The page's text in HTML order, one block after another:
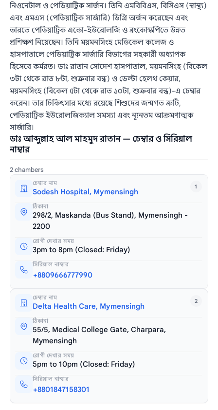
নিওনেটাল ও পেডিয়াট্রিক সার্জন। তিনি এমবিবিএস, বিসিএস (স্বাস্থ্য)
এবং এমএস (পেডিয়াট্রিক সার্জারি) ডিগ্রি অর্জন করেছেন এবং
ভারতে পেডিয়াট্রিক এন্ডো-ইউরোলজি ও ব্রংকোস্কপিতে উন্নত
প্রশিক্ষণ নিয়েছেন। তিনি ময়মনসিংহ মেডিকেল কলেজ ও
হাসপাতালে পেডিয়াট্রিক সার্জারি বিভাগের সহকারী অধ্যাপক
হিসেবে কর্মরত। ডাঃ রাতান সোদেশ হাসপাতাল, ময়মনসিংহ (বিকেল
৩টা থেকে রাত ৮টা, শুক্রবার বন্ধ) ও ডেল্টা হেলথ কেয়ার,
ময়মনসিংহ (বিকেল ৫টা থেকে রাত ১০টা, শুক্রবার বন্ধ)-এ চেম্বার
করেন। তার চিকিৎসার মধ্যে রয়েছে শিশুদের জন্মগত ত্রুটি,
পেডিয়াট্রিক ইউরোলজিক্যাল সমস্যা এবং ন্যূনতম আক্রমণাত্মক
সার্জারি।
ডাঃ আব্দুল্লাহ আল মাহমুদ রাতান — চেম্বার ও সিরিয়াল
নাম্বার
2 chambers
1
চেম্বার নাম
Sodesh Hospital, Mymensingh
ঠিকানা
298/2, Maskanda (Bus Stand), Mymensingh -
2200
রোগী দেখার সময়
3pm to 8pm (Closed: Friday)
সিরিয়াল নাম্বার
+8809666777990
2
চেম্বার নাম
Delta Health Care, Mymensingh
ঠিকানা
55/5, Medical College Gate, Charpara,
Mymensingh
রোগী দেখার সময়
5pm to 10pm (Closed: Friday)
সিরিয়াল নাম্বার
+8801847158301